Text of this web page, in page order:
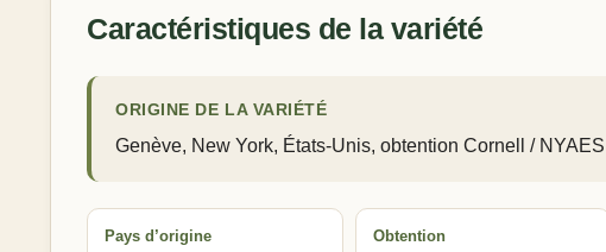
Caractéristiques de la variété
ORIGINE DE LA VARIÉTÉ
Genève, New York, États-Unis, obtention Cornell /
Pays d’origine Obtention